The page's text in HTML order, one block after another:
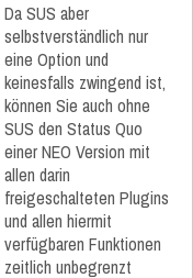
Da SUS aber
selbstverständlich nur
eine Option und
keinesfalls zwingend ist,
können Sie auch ohne
SUS den Status Quo
einer NEO Version mit
allen darin
freigeschalteten Plugins
und allen hiermit
verfügbaren Funktionen
zeitlich unbegrenzt